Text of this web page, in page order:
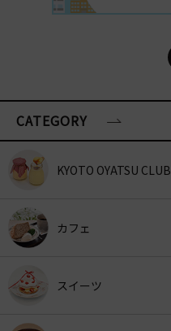
CATEGORY
KYOTO OYATSU CLUB
カフェ
スイーツ